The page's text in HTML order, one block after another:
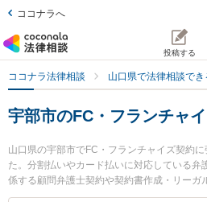
ココナラへ
投稿する
ココナラ法律相談 山口県で法律相談で
宇部市のFC・フランチャ
山口県の宇部市でFC・フランチャイズ契約
た。分割払いやカード払いに対応している弁
係する顧問弁護士契約や契約書作成・リーガ
則作成等の細かな分野での絞り込み検索もで